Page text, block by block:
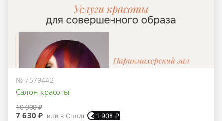
№ 7579442
Салон красоты
10 900 ₽
7 630 ₽ или в Сплит 1 908 ₽